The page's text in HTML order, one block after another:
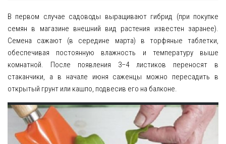
В первом случае садоводы выращивают гибрид (при покупке
семян в магазине внешний вид растения известен заранее).
Семена сажают (в середине марта) в торфяные таблетки,
обеспечивая постоянную влажность и температуру выше
комнатной. После появления 3–4 листиков переносят в
стаканчики, а в начале июня саженцы можно пересадить в
открытый грунт или кашпо, подвесив его на балконе.